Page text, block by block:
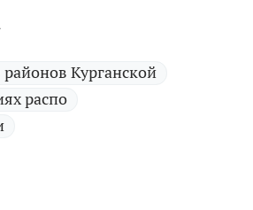
Курганской
распо